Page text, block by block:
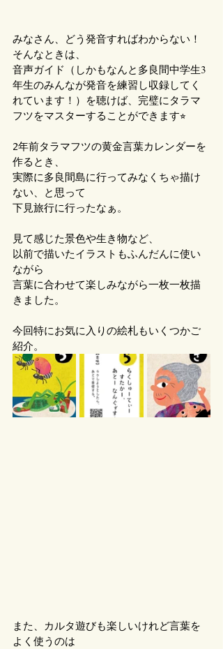
みなさん、どう発音すればわからない！
そんなときは、
音声ガイド（しかもなんと多良間中学生3
年生のみんなが発音を練習し収録してく
れています！）を聴けば、完璧にタラマ
フツをマスターすることができます⭐︎
2年前タラマフツの黄金言葉カレンダーを
作るとき、
実際に多良間島に行ってみなくちゃ描け
ない、と思って
下見旅行に行ったなぁ。
見て感じた景色や生き物など、
以前で描いたイラストもふんだんに使い
ながら
言葉に合わせて楽しみながら一枚一枚描
きました。
今回特にお気に入りの絵札もいくつかご
紹介。
また、カルタ遊びも楽しいけれど言葉を
よく使うのは